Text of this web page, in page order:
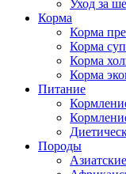
Уход за
Корма
Корма
Корма
Корма
Корма
Питание
Породы
Азиатские